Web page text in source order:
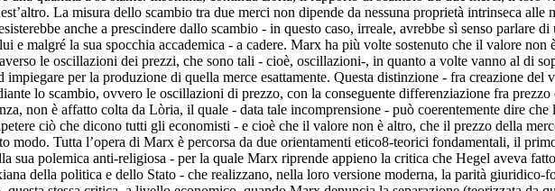
La misura dello scambio tra due merci non dipende da nessuna proprietà intrinseca
anche a prescindere dallo scambio - in questo caso, irreale, avrebbe sì senso parlare
e malgré la sua spocchia accademica - a cadere. Marx ha più volte sostenuto che il valore
le oscillazioni dei prezzi, che sono tali - cioè, oscillazioni-, in quanto a volte vanno al di
impiegare per la produzione di quella merce esattamente. Questa distinzione - fra creazione
lo scambio, ovvero le oscillazioni di prezzo, con la conseguente differenziazione fra
non è affatto colta da Lòria, il quale - data tale incomprensione - può coerentemente dire
ciò che dicono tutti gli economisti - e cioè che il valore non è altro, che il prezzo della
modo. Tutta l’opera di Marx è percorsa da due orientamenti etico8-teorici fondamentali, il
sua polemica anti-religiosa - per la quale Marx riprende appieno la critica che Hegel aveva
della politica e dello Stato - che realizzano, nella loro versione moderna, la parità